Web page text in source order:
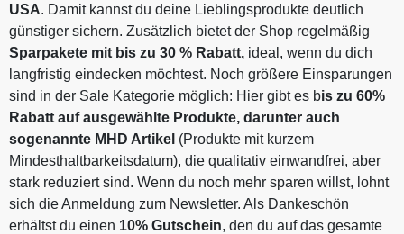
USA. Damit kannst du deine Lieblingsprodukte deutlich
günstiger sichern. Zusätzlich bietet der Shop regelmäßig
Sparpakete mit bis zu 30 % Rabatt, ideal, wenn du dich
langfristig eindecken möchtest. Noch größere Einsparungen
sind in der Sale Kategorie möglich: Hier gibt es bis zu 60%
Rabatt auf ausgewählte Produkte, darunter auch
sogenannte MHD Artikel (Produkte mit kurzem
Mindesthaltbarkeitsdatum), die qualitativ einwandfrei, aber
stark reduziert sind. Wenn du noch mehr sparen willst, lohnt
sich die Anmeldung zum Newsletter. Als Dankeschön
erhältst du einen 10% Gutschein, den du auf das gesamte